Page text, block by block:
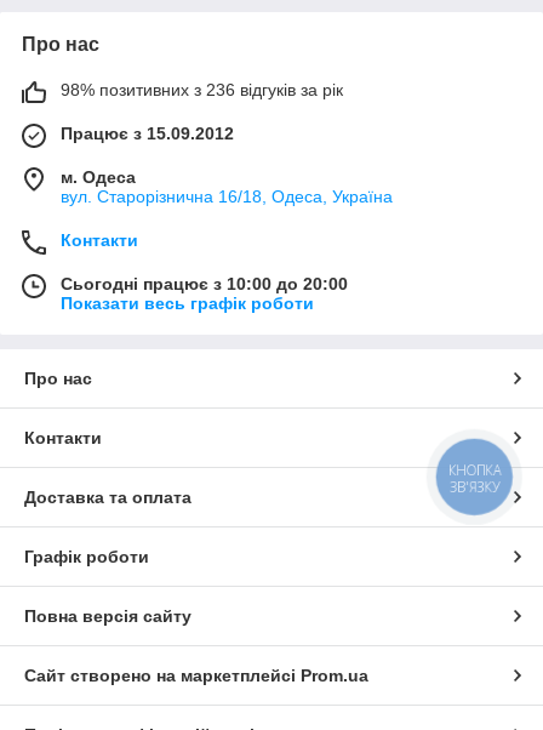
Про нас
98% позитивних з 236 відгуків за рік
Працює з 15.09.2012
м. Одеса
вул. Старорізнична 16/18, Одеса, Україна
Контакти
Сьогодні працює з 10:00 до 20:00
Показати весь графік роботи
Про нас
Контакти
Доставка та оплата
Графік роботи
Повна версія сайту
Сайт створено на маркетплейсі Prom.ua
КНОПКА
ЗВ'ЯЗКУ